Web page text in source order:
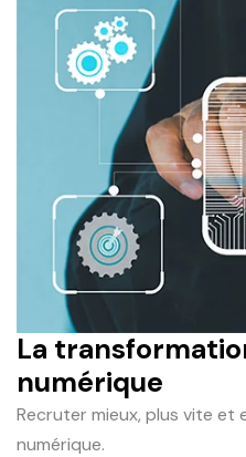
La
numérique
Recruter mieux, plus vite et
numérique.